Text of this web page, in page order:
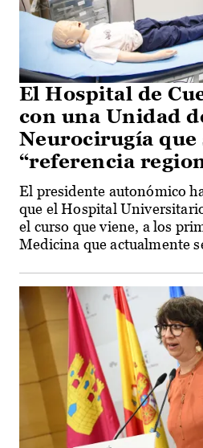
El Hospital de
con una Unidad
Neurocirugía que
“referencia
El presidente autonómico
que el Hospital
el curso que viene, a los
Medicina que actualmente